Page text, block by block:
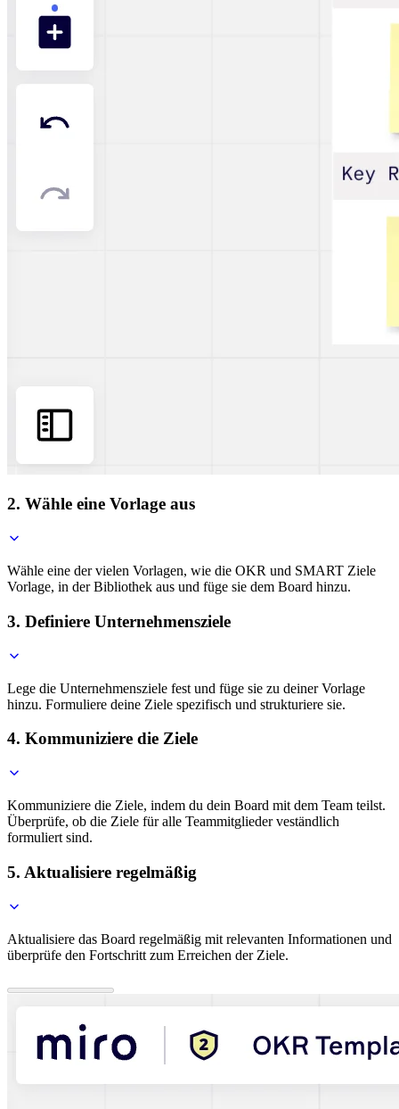
2. Wähle eine Vorlage aus
Wähle eine der vielen Vorlagen, wie die OKR und SMART Ziele
Vorlage, in der Bibliothek aus und füge sie dem Board hinzu.
3. Definiere Unternehmensziele
Lege die Unternehmensziele fest und füge sie zu deiner Vorlage
hinzu. Formuliere deine Ziele spezifisch und strukturiere sie.
4. Kommuniziere die Ziele
Kommuniziere die Ziele, indem du dein Board mit dem Team teilst.
Überprüfe, ob die Ziele für alle Teammitglieder veständlich
formuliert sind.
5. Aktualisiere regelmäßig
Aktualisiere das Board regelmäßig mit relevanten Informationen und
überprüfe den Fortschritt zum Erreichen der Ziele.